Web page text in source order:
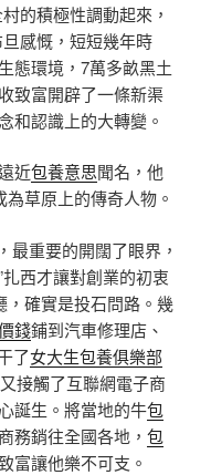
的積極性調動起來，
感慨，短短幾年時
態環境，7萬多畝黑土
致富開辟了一條新渠
和認識上的大轉變。
近包養意思聞名，他
草原上的傳奇人物。
最重要的開闊了眼界，
西才讓對創業的初衷
，確實是投石問路。幾
錢鋪到汽車修理店、
了女大生包養俱樂部
接觸了互聯網電子商
誕生。將當地的牛包
務銷往全國各地， 包
富讓他樂不可支。